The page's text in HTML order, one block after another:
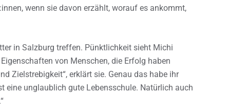
wenn sie davon erzählt, worauf es ankommt,
in Salzburg treffen. Pünktlichkeit sieht Michi
von Menschen, die Erfolg haben
Zielstrebigkeit“, erklärt sie. Genau das habe ihr
eine unglaublich gute Lebensschule. Natürlich auch